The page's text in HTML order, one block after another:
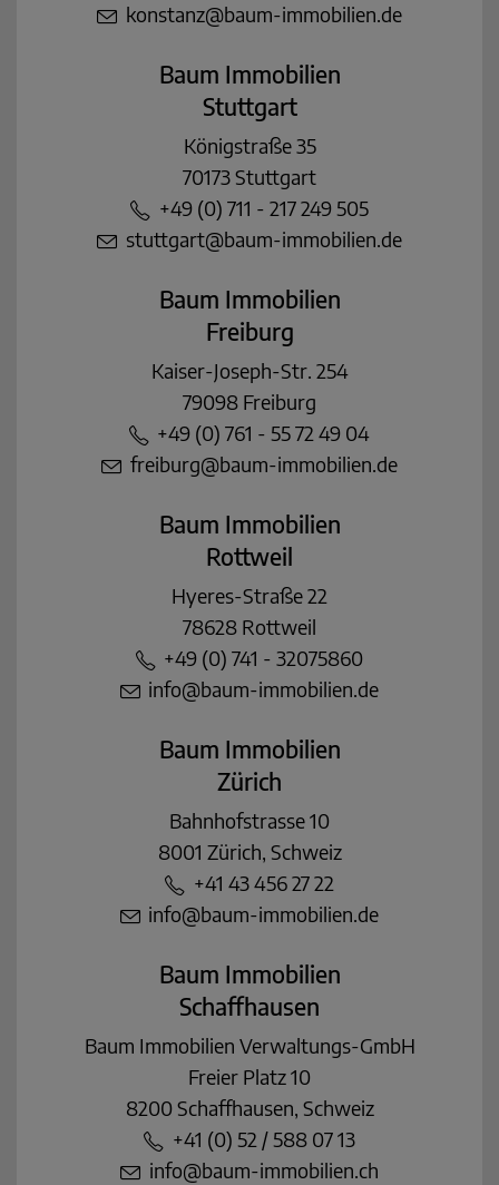
konstanz@baum-immobilien.de
Baum Immobilien
Stuttgart
Königstraße 35
70173 Stuttgart
+49 (0) 711 - 217 249 505
stuttgart@baum-immobilien.de
Baum Immobilien
Freiburg
Kaiser-Joseph-Str. 254
79098 Freiburg
+49 (0) 761 - 55 72 49 04
freiburg@baum-immobilien.de
Baum Immobilien
Rottweil
Hyeres-Straße 22
78628 Rottweil
+49 (0) 741 - 32075860
info@baum-immobilien.de
Baum Immobilien
Zürich
Bahnhofstrasse 10
8001 Zürich, Schweiz
+41 43 456 27 22
info@baum-immobilien.de
Baum Immobilien
Schaffhausen
Baum Immobilien Verwaltungs-GmbH
Freier Platz 10
8200 Schaffhausen, Schweiz
+41 (0) 52 / 588 07 13
info@baum-immobilien.ch